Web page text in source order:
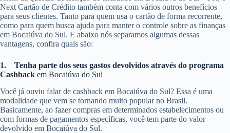
Next Cartão de Crédito também conta com vários outros benefícios
para seus clientes. Tanto para quem usa o cartão de forma recorrente,
como para quem busca ajuda para manter o controle sobre as finanças
em Bocaiúva do Sul. E abaixo nós separamos algumas dessas
vantagens, confira quais são:
1.
Tenha parte dos seus gastos devolvidos através do programa
Cashback em Bocaiúva do Sul
Você já ouviu falar de cashback em Bocaiúva do Sul? Essa é uma
modalidade que vem se tornando muito popular no Brasil.
Basicamente, ao fazer compras em determinados estabelecimentos ou
com formas de pagamentos específicas, você tem parte do valor
devolvido em Bocaiúva do Sul.